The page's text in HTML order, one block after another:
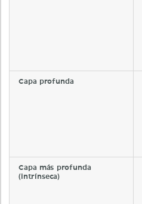
Capa profunda
Capa más profunda
(intrínseca)